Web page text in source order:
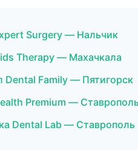
Surgery — Нальчик
Therapy — Махачкала
Dental Family — Пятигорск
Premium —
Dental Lab — Ставрополь